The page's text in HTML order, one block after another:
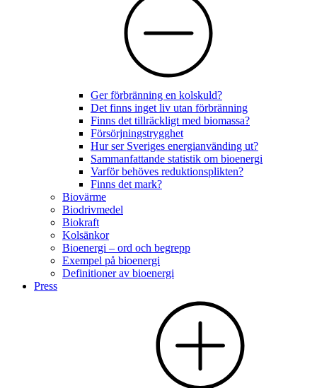
Ger förbränning en kolskuld?
Det finns inget liv utan förbränning
Finns det tillräckligt med biomassa?
Försörjningstrygghet
Hur ser Sveriges energianvänding ut?
Sammanfattande statistik om bioenergi
Varför behöves reduktionsplikten?
Finns det mark?
Biovärme
Biodrivmedel
Biokraft
Kolsänkor
Bioenergi – ord och begrepp
Exempel på bioenergi
Definitioner av bioenergi
Press